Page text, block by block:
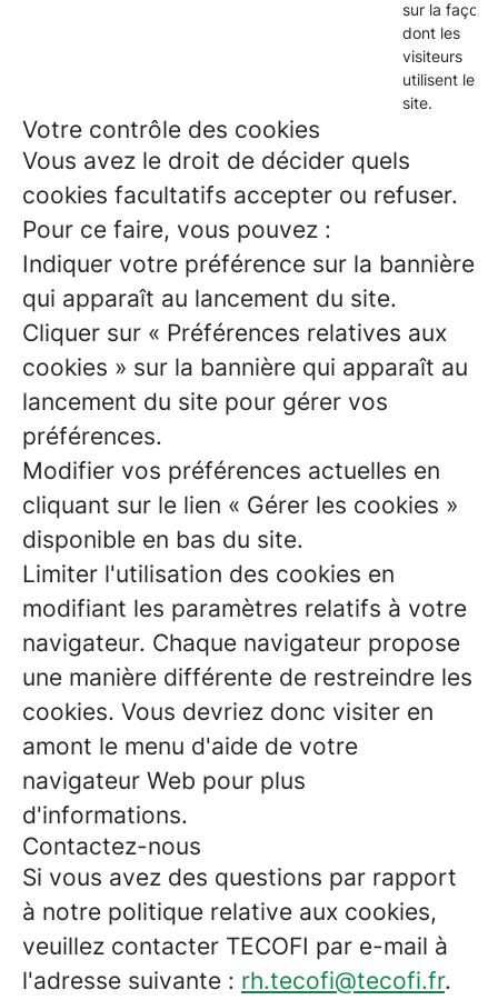
sur la façon
dont les
visiteurs
utilisent le
site.
Votre contrôle des cookies
Vous avez le droit de décider quels
cookies facultatifs accepter ou refuser.
Pour ce faire, vous pouvez :
Indiquer votre préférence sur la bannière
qui apparaît au lancement du site.
Cliquer sur « Préférences relatives aux
cookies » sur la bannière qui apparaît au
lancement du site pour gérer vos
préférences.
Modifier vos préférences actuelles en
cliquant sur le lien « Gérer les cookies »
disponible en bas du site.
Limiter l'utilisation des cookies en
modifiant les paramètres relatifs à votre
navigateur. Chaque navigateur propose
une manière différente de restreindre les
cookies. Vous devriez donc visiter en
amont le menu d'aide de votre
navigateur Web pour plus
d'informations.
Contactez-nous
Si vous avez des questions par rapport
à notre politique relative aux cookies,
veuillez contacter TECOFI par e-mail à
l'adresse suivante : rh.tecofi@tecofi.fr.